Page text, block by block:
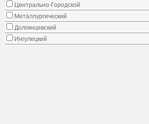
Центрально-Городской
Металлургический
Долгинцевский
Ингулецкий